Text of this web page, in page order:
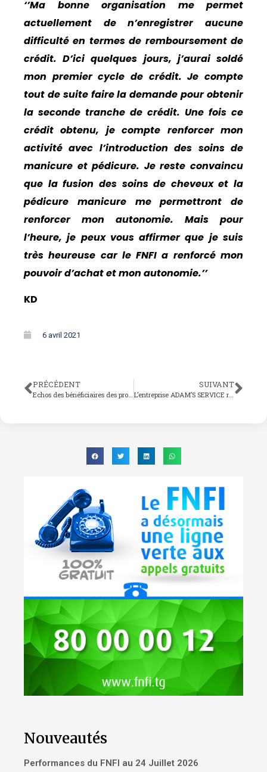
‘’Ma bonne organisation me permet
actuellement de n’enregistrer aucune
difficulté en termes de remboursement de
crédit. D’ici quelques jours, j’aurai soldé
mon premier cycle de crédit. Je compte
tout de suite faire la demande pour obtenir
la seconde tranche de crédit. Une fois ce
crédit obtenu, je compte renforcer mon
activité avec l’introduction des soins de
manicure et pédicure. Je reste convaincu
que la fusion des soins de cheveux et la
pédicure manicure me permettront de
renforcer mon autonomie. Mais pour
l’heure, je peux vous affirmer que je suis
très heureuse car le FNFI a renforcé mon
pouvoir d’achat et mon autonomie.’’
KD
6 avril 2021
PRÉCÉDENT SUIVANT
L’entreprise ADAM’S SERVICE relance son activité grâce à un crédit du FNFI d’une valeur de 8 250 000 FCFA.
Nouveautés
Performances du FNFI au 24 Juillet 2026